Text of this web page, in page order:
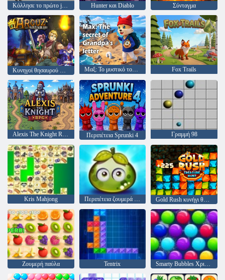
Κόλλησε το πρώτο jailbreak Hunter και Diablo Σύνταγμα
Μαξ: Το μυστικό του γράμματος του παππού Fox Trails
Alexis The Knight RPG Περιπέτεια Sprunki 4 Γραμμή 98
Kris Mahjong Περιπέτεια ζουμερά μούρα Gold Rush κυνήγι θησαυρού
Ζουμερή παύλα Tentrix Smarty Bubbles Χριστούγεννα Edition